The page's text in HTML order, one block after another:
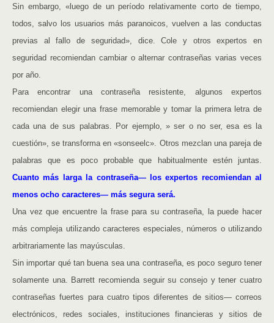
Sin embargo, «luego de un período relativamente corto de tiempo,
todos, salvo los usuarios más paranoicos, vuelven a las conductas
previas al fallo de seguridad», dice. Cole y otros expertos en
seguridad recomiendan cambiar o alternar contraseñas varias veces
por año.
Para encontrar una contraseña resistente, algunos expertos
recomiendan elegir una frase memorable y tomar la primera letra de
cada una de sus palabras. Por ejemplo, » ser o no ser, esa es la
cuestión», se transforma en «sonseelc». Otros mezclan una pareja de
palabras que es poco probable que habitualmente estén juntas.
Cuanto más larga la contraseña— los expertos recomiendan al
menos ocho caracteres— más segura será.
Una vez que encuentre la frase para su contraseña, la puede hacer
más compleja utilizando caracteres especiales, números o utilizando
arbitrariamente las mayúsculas.
Sin importar qué tan buena sea una contraseña, es poco seguro tener
solamente una. Barrett recomienda seguir su consejo y tener cuatro
contraseñas fuertes para cuatro tipos diferentes de sitios— correos
electrónicos, redes sociales, instituciones financieras y sitios de